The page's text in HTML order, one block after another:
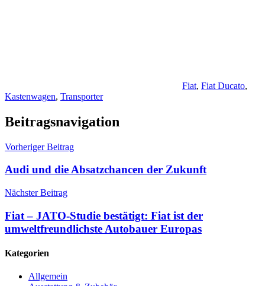
Fiat, Fiat Ducato,
Kastenwagen, Transporter
Beitragsnavigation
Vorheriger Beitrag
Audi und die Absatzchancen der Zukunft
Nächster Beitrag
Fiat – JATO-Studie bestätigt: Fiat ist der
umweltfreundlichste Autobauer Europas
Kategorien
Allgemein